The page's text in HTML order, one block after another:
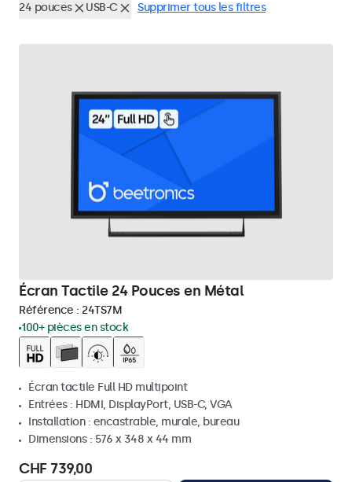
24 pouces USB-C Supprimer tous les filtres
Écran Tactile 24 Pouces en Métal
Référence : 24TS7M
100+ pièces en stock
Écran tactile Full HD multipoint
Entrées : HDMI, DisplayPort, USB-C, VGA
Installation : encastrable, murale, bureau
Dimensions : 576 x 348 x 44 mm
CHF 739,00